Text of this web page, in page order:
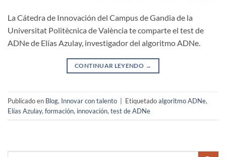
La Cátedra de Innovación del Campus de Gandia de la
Universitat Politècnica de València te comparte el test de
ADNe de Elías Azulay, investigador del algoritmo ADNe.
CONTINUAR LEYENDO →
Publicado en Blog, Innovar con talento Etiquetadoalgoritmo ADNe,
Elías Azulay, formación, innovación, test de ADNe